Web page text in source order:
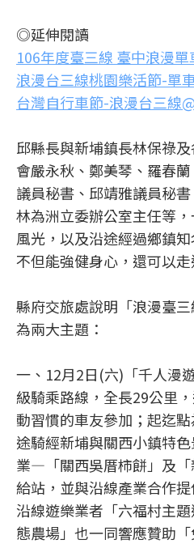
◎延伸閱讀
106年度臺三線 臺中浪漫單
浪漫台三線桃園樂活節-單
台灣自行車節-浪漫台三線
邱縣長與新埔鎮長林保祿
會嚴永秋、鄭美琴、羅春
議員秘書、邱靖雅議員秘
林為洲立委辦公室主任等
風光，以及沿途經過鄉鎮
不但能強健身心，還可以
縣府交旅處說明「浪漫臺
為兩大主題：
一、12月2日(六)「千人漫
級騎乘路線，全長29公里
動習慣的車友參加；起迄
途騎經新埔與關西小鎮特
業—「關西吳厝柿餅」及
給站，並與沿線產業合作
沿線遊樂業者「六福村主
態農場」也一同響應贊助